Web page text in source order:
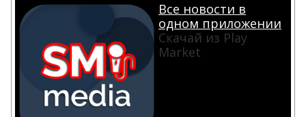
Все новости в
одном приложении
Скачай из Play
Market